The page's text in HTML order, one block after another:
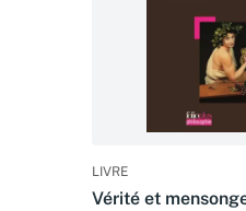
LIVRE
Vérité et